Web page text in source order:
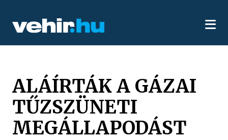
ALÁÍRTÁK A GÁZAI
TŰZSZÜNETI
MEGÁLLAPODÁST